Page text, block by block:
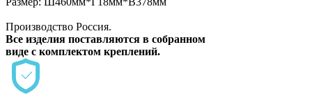
Производство Россия.
Все изделия поставляются в собранном
виде с комплектом креплений.